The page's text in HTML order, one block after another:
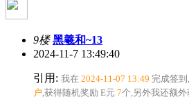
9楼 黑羲和~13
2024-11-7 13:49:40
引用: 我在 2024-11-07 13:49 完成签到
户 ,获得随机奖励 E元 7个 ,另外我还额